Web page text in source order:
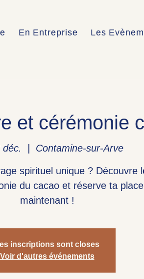
En Entreprise Les
et cérémonie
Contamine-sur-Arve
spirituel unique ? Découvre
du cacao et réserve ta
maintenant !
inscriptions sont closes
Voir d'autres événements